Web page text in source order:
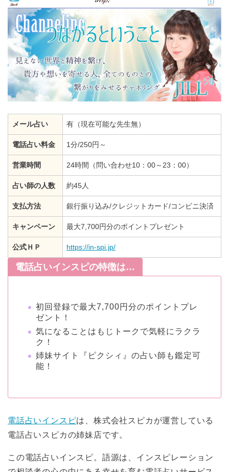
メール占い 有（現在可能な先生無）
電話占い料金 1分/250円～
営業時間 24時間（問い合わせ10：00～23：00）
占い師の人数 約45人
支払方法 銀行振り込み/クレジットカード/コンビニ決済
キャンペーン 最大7,700円分のポイントプレゼント
公式ＨＰ https://in-spi.jp/
電話占いインスピの特徴は…
初回登録で最大7,700円分のポイントプレ
ゼント！
気になることはもじトークで気軽にラクラ
ク！
姉妹サイト『ピクシィ』の占い師も鑑定可
能！
電話占いインスピは、株式会社スピカが運営している
電話占いスピカの姉妹店です。
この電話占いインスピ。語源は、インスピレーション